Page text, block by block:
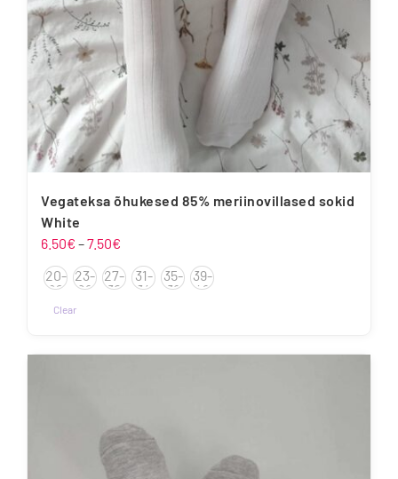
Vegateksa õhukesed 85% meriinovillased sokid
White
6.50€ –7.50€
6.50€
kuni
20-
22
23-
26
27-
30
31-
34
35-
38
39-
42
Clear
tootel